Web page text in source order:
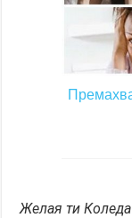
Желая ти Коледа